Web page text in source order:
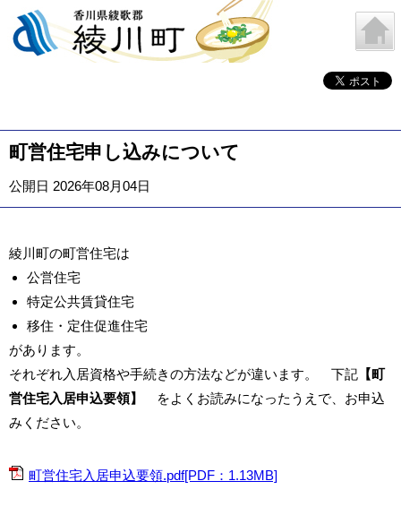
町営住宅申し込みについて
公開日 2026年08月04日
綾川町の町営住宅は
公営住宅
特定公共賃貸住宅
移住・定住促進住宅
があります。
それぞれ入居資格や手続きの方法などが違います。 下記 【町
営住宅入居申込要領】
をよくお読みになったうえで、お申込
みください。
町営住宅入居申込要領.pdf[PDF：1.13MB]